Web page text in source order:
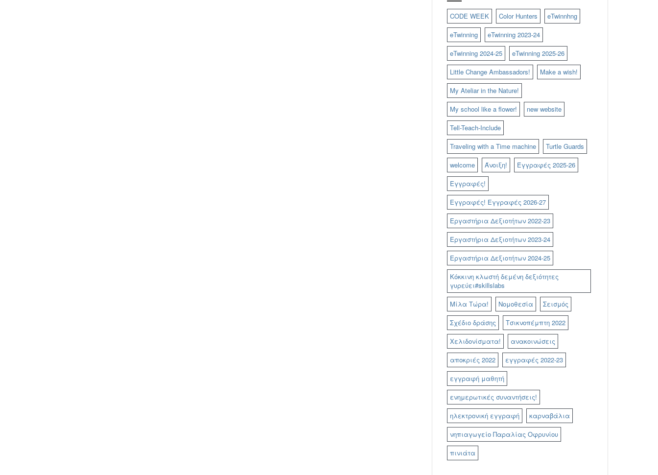
CODE WEEK Color Hunters
eTwinnhng
eTwinning
eTwinning 2023-24
eTwinning 2024-25
eTwinning 2025-26
Little Change Ambassadors!
Make a wish!
My Ateliar in the Nature!
My school like a flower!
new website
Tell-Teach-Include
Traveling with a Time machine
Turtle Guards
welcome
Άνοιξη!
Έγγραφές 2025-26
Εγγραφές!
Εγγραφές! Εγγραφές 2026-27
Εργαστήρια Δεξιοτήτων 2022-23
Εργαστήρια Δεξιοτήτων 2023-24
Εργαστήρια Δεξιοτήτων 2024-25
Κόκκινη κλωστή δεμένη δεξιότητες
γυρεύει#skillslabs
Μίλα Τώρα!
Νομοθεσία
Σεισμός
Σχέδιο δράσης
Τσικνοπέμπτη 2022
Χελιδονίσματα!
ανακοινώσεις
αποκριές 2022
εγγραφές 2022-23
εγγραφή μαθητή
ενημερωτικές συναντήσεις!
ηλεκτρονική εγγραφή
καρναβάλια
νηπιαγωγείο Παραλίας Οφρυνίου
πινιάτα